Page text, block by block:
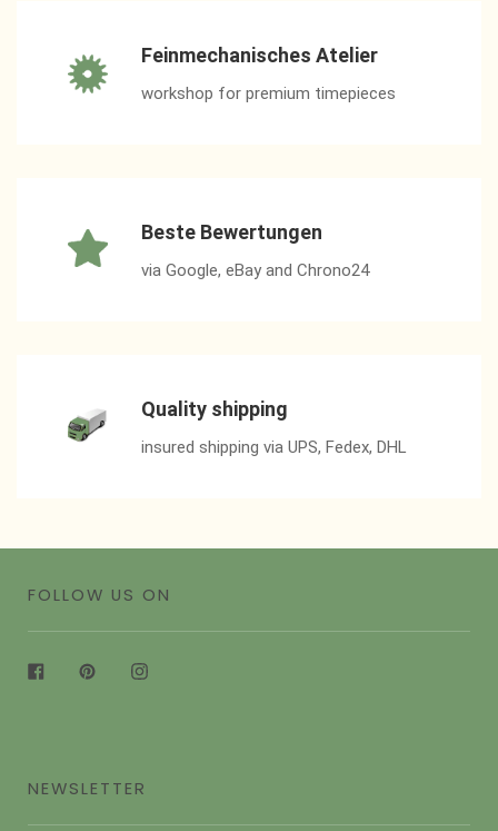
Feinmechanisches Atelier
workshop for premium timepieces
Beste Bewertungen
via Google, eBay and Chrono24
Quality shipping
insured shipping via UPS, Fedex, DHL
FOLLOW US ON
Facebook
PinterestInstagram
NEWSLETTER